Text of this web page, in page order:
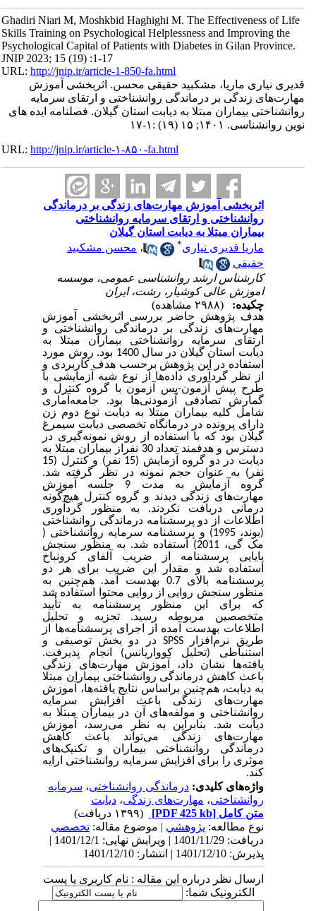
Ghadiri Niari M, Moshkbid Haghighi M. The Effectiveness of Life
Skills Training on Psychological Helplessness and Improving the
Psychological Capital of Patients with Diabetes in Gilan Province.
JNIP 2023; 15 (19) :1-17
URL:http://jnip.ir/article-1-850-fa.html
قدیری نیاری ماریا، مشکبید حقیقی محسن. اثربخشی آموزش
مهارت‌های زندگی بر درماندگی روانشناختی و ارتقای سرمایه
روانشناختی بیماران مبتلا به دیابت استان گیلان. فصلنامه ایده های
نوین روانشناسی. ۱۴۰۱; ۱۵ (۱۹) :۱-۱۷
URL:http://jnip.ir/article-۱-۸۵۰-fa.html
اثربخشی آموزش مهارت‌های زندگی بر درماندگی
روانشناختی و ارتقای سرمایه روانشناختی
بیماران مبتلا به دیابت استان گیلان
ماریا قدیری نیاری* ،محسن مشکبید
حقیقی
کارشناس ارشد روانشناسی عمومی، موسسه
اموزش عالی کوشیار، رشت، ایران
چکیده:
هدف پژوهش حاضر بررسی اثربخشی آموزش
مهارت‌های زندگی بر درماندگی روانشناختی و
ارتقای سرمایه روانشناختی بیماران مبتلا به
دیابت استان گیلان در سال 1400 بود. روش مورد
استفاده در این پژوهش برحسب هدف کاربردی و
از نظر گردآوری داده‌ها از نوع شبه آزمایشی با
طرح پیش آزمون-پس آزمون با گروه کنترل و
گمارش تصادفی آزمودنی‌ها بود. جامعه‌آماری
شامل کلیهبیماران مبتلا به دیابت نوع دوم زن
دارای پرونده در درمانگاه تخصصی دیابت سیمرغ
گیلانبود که با استفاده از روش نمونه‌گیری در
دسترس و هدفمند تعداد 30 نفراز بیماران مبتلا به
دیابت در دو گروه آزمایش (15 نفر) و کنترل (15
نفر) به عنوان حجم نمونه در نظر گرفته شد.
گروه آزمایش به مدت 9 جلسه آموزش
مهارت‌های زندگی دیدند و گروه کنترل هیچ‌گونه
درمانی دریافت نکردند. به منظور گردآوری
اطلاعات از دوپرسشنامه درماندگی روانشناختی
(بوند، 1995) و پرسشنامه سرمایه روانشناختی (
مک گی، 2011)
استفاده شد. به منظور سنجش
پایایی پرسشنامه­ از ضریب آلفای کرونباخ
استفاده شد و مقدار این ضریب برای هر دو
پرسشنامه بالای 0.7 به­دست آمد. هم‌چنین به
منظور سنجش روایی از روایی محتوا استفاده شد
که برای این منظور پرسشنامه­ به تأیید
متخصصین مربوطه رسید. تجزیه­ و تحلیل
اطلاعات به­دست آمده از اجرای پرسشنامهها از
طریق نرم افزار SPSSدر دو بخش توصیفی و
استنباطی (تحلیل کوواریانس) انجام پذیرفت.
یافته‌ها نشان داد، آموزش مهارت‌های زندگی
باعث کاهش درماندگی روانشناختی بیماران مبتلا
به دیابت، هم‌چنین براساس نتایج یافته‌ها، آموزش
مهارت‌های زندگی باعث افزایش سرمایه
روانشناختی و مولفههای آن در بیماران مبتلا به
دیابت شد. بنابراینبه نظر می‌رسد، آموزش
مهارت‌های زندگی می‌تواند باعث کاهش
درماندگی روانشناختی بیماران و تکنیک‌های
موثری را برای افزایش سرمایه روانشناختی ارایه
کند.
واژه‌های کلیدی:درماندگی روانشناختی،سرمایه
روانشناختی،مهارت‌های زندگی،دیابت
متن کامل[PDF 425 kb]
نوع مطالعه:پژوهشي| موضوع مقاله:تخصصي
دریافت: 1401/11/29 | ویرایش نهایی: 1401/12/1 |
پذیرش: 1401/12/10 | انتشار: 1401/12/10
ارسال نظر درباره این مقاله : نام کاربری یا پست
الکترونیک شما: